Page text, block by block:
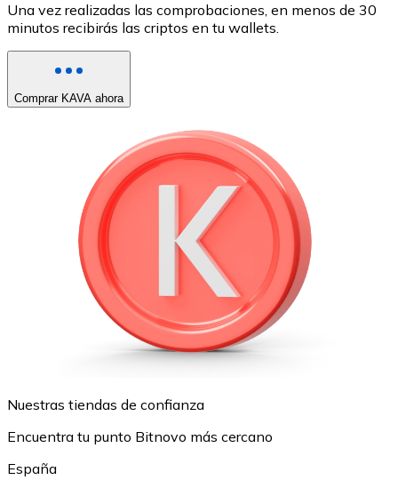
Una vez realizadas las comprobaciones, en menos de 30
minutos recibirás las criptos en tu wallets.
Comprar KAVA ahora
Nuestras tiendas de confianza
Encuentra tu punto Bitnovo más cercano
España